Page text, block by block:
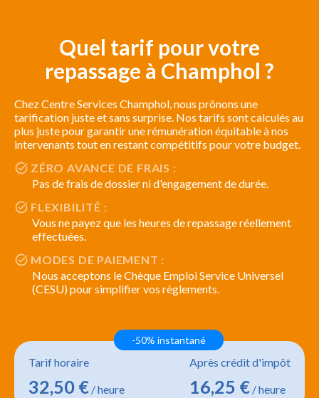
Quel tarif pour votre
repassage à Champhol ?
Chez Centre Services Champhol, nous prônons une
tarification juste et sans surprise. Nos tarifs sont calculés au
plus juste pour garantir une rémunération équitable à nos
intervenants tout en restant compétitifs pour votre budget.
ZÉRO AVANCE DE FRAIS :
Pas de frais de dossier ni d'engagement de durée.
FLEXIBILITÉ :
Vous ne payez que les heures de repassage réellement
effectuées.
MODES DE PAIEMENT :
Nous acceptons le Chèque Emploi Service Universel
(CESU) pour simplifier vos règlements.
Tarif horaire
32,50 € / heure
Après crédit d'impôt
16,25 € / heure
-50% instantané